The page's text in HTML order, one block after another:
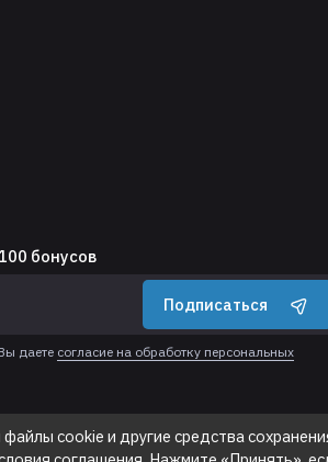
cookie и другие средства
бонусов
Подписаться
даете согласие на обработку персональных